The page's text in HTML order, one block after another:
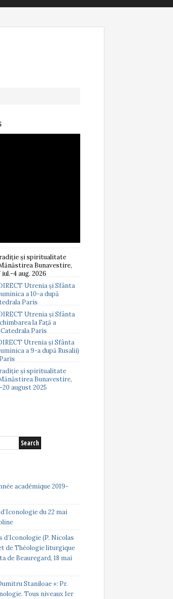
și spiritualitate
Bunavestire,
4 aug. 2026
Utrenia și Sfânta
a 10-a după
Paris
Utrenia și Sfânta
la Față a
Paris
Utrenia și Sfânta
a 9-a după Rusalii)
și spiritualitate
Bunavestire,
august 2025
académique 2019-
du 22 mai
d’Iconologie (P. Nicolas
de Théologie liturgique
de Beauregard, 18 mai
Staniloae »: Pr.
Tous niveaux 1er